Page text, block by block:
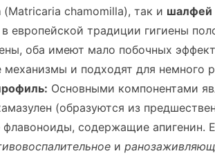
(Matricaria chamomilla), так и шалфей
европейской традиции гигиены
оба имеют мало побочных
механизмы и подходят для немного
Основными компонентами
(образуются из
флавоноиды, содержащие апигенин.
и